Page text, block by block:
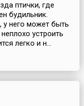
птички, где
будильник.
у него может быть
устроить
легко и н...